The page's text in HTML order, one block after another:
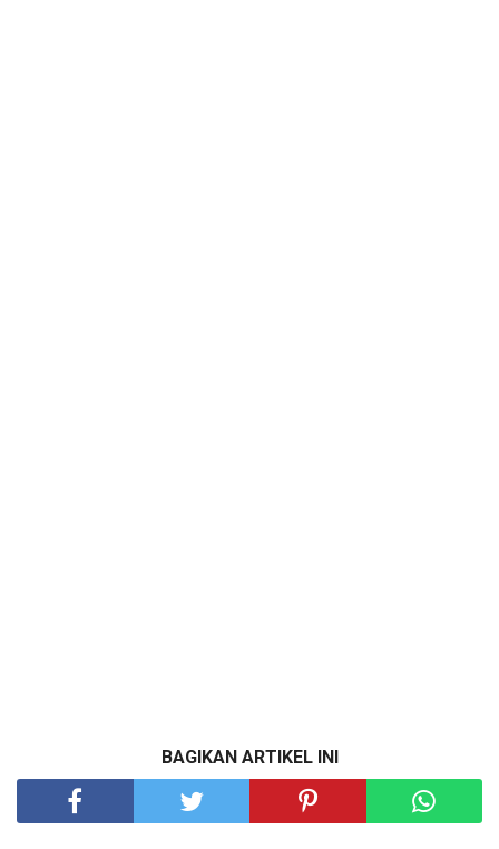
BAGIKAN ARTIKEL INI